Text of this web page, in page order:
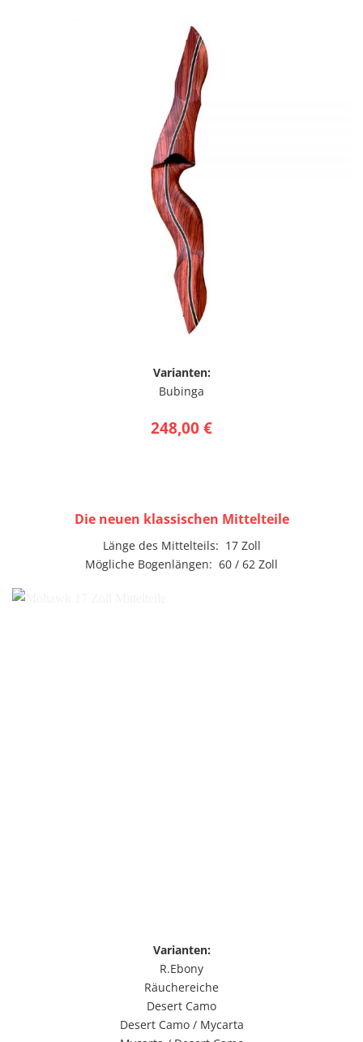
Varianten:
Bubinga
248,00 €
Die neuen klassischen Mittelteile
Länge des Mittelteils: 17 Zoll
Mögliche Bogenlängen: 60 / 62 Zoll
Varianten:
R.Ebony
Räuchereiche
Desert Camo
Desert Camo / Mycarta